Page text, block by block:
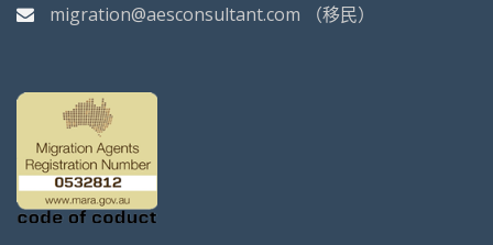
migration@aesconsultant.com （移民）